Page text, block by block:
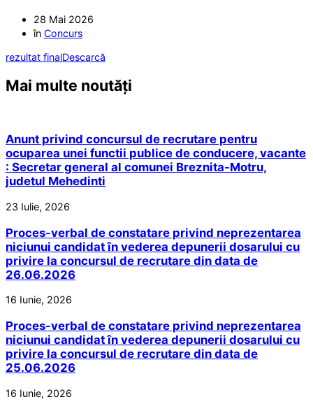
28 Mai 2026
în Concurs
rezultat finalDescarcă
Mai multe noutăți
Anunt privind concursul de recrutare pentru
ocuparea unei functii publice de conducere, vacante
: Secretar general al comunei Breznita-Motru,
judetul Mehedinti
23 Iulie, 2026
Proces-verbal de constatare privind neprezentarea
niciunui candidat în vederea depunerii dosarului cu
privire la concursul de recrutare din data de
26.06.2026
16 Iunie, 2026
Proces-verbal de constatare privind neprezentarea
niciunui candidat în vederea depunerii dosarului cu
privire la concursul de recrutare din data de
25.06.2026
16 Iunie, 2026